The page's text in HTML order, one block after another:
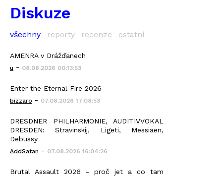
Diskuze
všechny reporty recenze ostatní
AMENRA v Drážďanech
u - 08.08.2026 00:13:53
Enter the Eternal Fire 2026
bizzaro - 07.08.2026 17:08:53
DRESDNER PHILHARMONIE, AUDITIVVOKAL
DRESDEN: Stravinskij, Ligeti, Messiaen,
Debussy
AddSatan - 07.08.2026 16:04:26
Brutal Assault 2026 - proč jet a co tam